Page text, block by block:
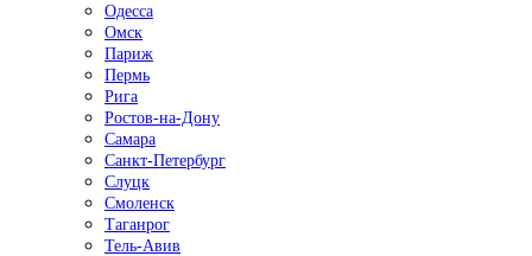
Одесса
Омск
Париж
Пермь
Рига
Ростов-на-Дону
Самара
Санкт-Петербург
Слуцк
Смоленск
Таганрог
Тель-Авив